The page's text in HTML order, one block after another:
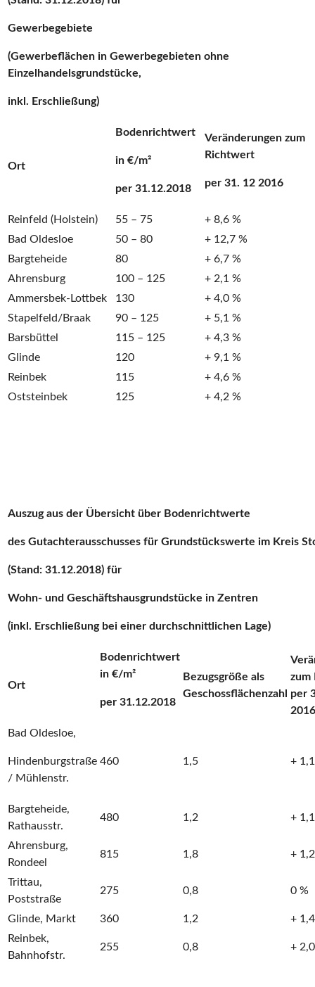
Gewerbegebiete
(Gewerbeflächen in Gewerbegebieten ohne
Einzelhandelsgrundstücke,
inkl. Erschließung)
Ort
Bodenrichtwert
in €/m²
per 31.12.2018
Veränderungen zum
Richtwert
per 31. 12 2016
Reinfeld (Holstein) 55 – 75
+ 8,6 %
Bad Oldesloe
50 – 80
+ 12,7 %
Bargteheide
80
+ 6,7 %
Ahrensburg
100 – 125
+ 2,1 %
Ammersbek-Lottbek
130
+ 4,0 %
Stapelfeld/Braak
90 – 125
+ 5,1 %
Barsbüttel
115 – 125
+ 4,3 %
Glinde
120
+ 9,1 %
Reinbek
115
+ 4,6 %
Oststeinbek
125 + 4,2 %
Auszug aus der Übersicht über Bodenrichtwerte
des Gutachterausschusses für Grundstückswerte im Kreis
(Stand: 31.12.2018) für
Wohn- und Geschäftshausgrundstücke in Zentren
(inkl. Erschließung bei einer durchschnittlichen Lage)
Ort
Bodenrichtwert
in €/m²
per 31.12.2018
Bezugsgröße als
Geschossflächenzahl
zum
per
2016
Bad Oldesloe,
Hindenburgstraße
/ Mühlenstr.
460 1,5 +
Bargteheide,
Rathausstr.
480 1,2 +
Ahrensburg,
Rondeel
815 1,8 +
Trittau,
Poststraße
275 0,8 0 %
Glinde, Markt 360 1,2
+
Reinbek,
Bahnhofstr.
255 0,8 +